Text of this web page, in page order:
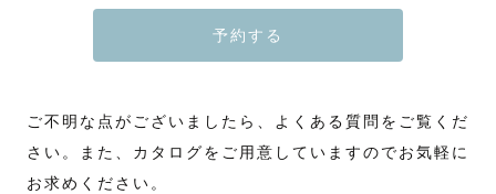
予約する
ご不明な点がございましたら、よくある質問をご覧くだ
さい。また、カタログをご用意していますのでお気軽に
お求めください。